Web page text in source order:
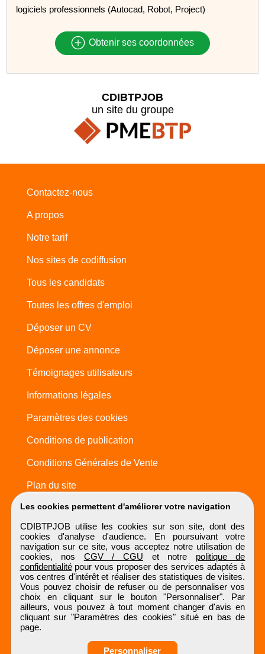
logiciels professionnels (Autocad, Robot, Project)
Obtenir ses coordonnées
Les cookies permettent d'améliorer votre navigation
CDIBTPJOB utilise les cookies sur son site, dont des
cookies d'analyse d'audience. En poursuivant votre
navigation sur ce site, vous acceptez notre utilisation de
cookies, nos CGV / CGU et notre politique de
confidentialitépour vous proposer des services adaptés à
vos centres d'intérêt et réaliser des statistiques de visites.
Vous pouvez choisir de refuser ou de personnaliser vos
choix en cliquant sur le bouton "Personnaliser". Par
ailleurs, vous pouvez à tout moment changer d'avis en
cliquant sur "Paramètres des cookies" situé en bas de
page.
Personnaliser
CDIBTPJOB
un site du groupe
Contactez-nous
A propos
Notre tarif
Nos sites de codiffusion
Tous les candidats
Toutes les offres d'emploi
Déposer un CV
Déposer une annonce
Témoignages utilisateurs
Informations légales
Paramètres des cookies
Conditions de publication
Conditions Générales de Vente
Plan du site